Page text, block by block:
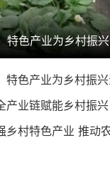
特色产业为乡村振
特色产业为乡村振
产业链赋能乡村振兴
乡村特色产业 推动